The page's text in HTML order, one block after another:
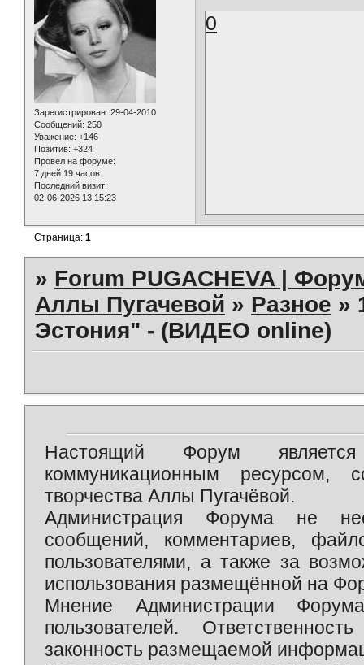
Зарегистрирован: 29-04-2010
Сообщений: 250
Уважение: +146
Позитив: +324
Провел на форуме:
7 дней 19 часов
Последний визит:
02-06-2026 13:15:23
0
Страница:1
» Forum PUGACHEVA |
Аллы Пугачевой » Разное »
Эстония" - (ВИДЕО online)
Настоящий Форум является
коммуникационным ресурсом,
творчества Аллы Пугачёвой.
Администрация Форума не
сообщений, комментариев,
пользователями, а также за
использования размещённой на
Мнение Администрации
пользователей.
законность размещаемой